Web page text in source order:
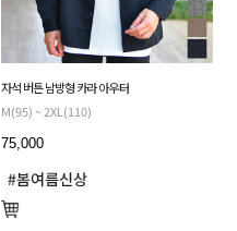
자석 버튼 남방형 카라 아우터
M(95) ~ 2XL(110)
75,000